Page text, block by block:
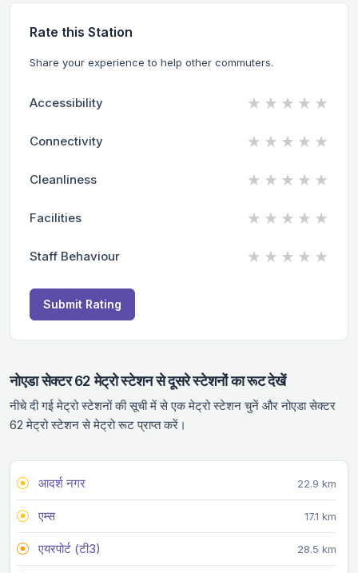
Rate this Station
Share your experience to help other commuters.
Accessibility ★ ★ ★ ★ ★
Connectivity ★ ★ ★ ★ ★
Cleanliness ★ ★ ★ ★ ★
Facilities ★ ★ ★ ★ ★
Staff Behaviour ★ ★ ★ ★ ★
Submit Rating
नोएडा सेक्टर 62 मेट्रो स्टेशन से दूसरे स्टेशनों का रूट देखें
नीचे दी गई मेट्रो स्टेशनों की सूची में से एक मेट्रो स्टेशन चुनें और नोएडा सेक्टर
62 मेट्रो स्टेशन से मेट्रो रूट प्राप्त करें।
आदर्श नगर 22.9 km
एम्स 17.1 km
एयरपोर्ट (टी3) 28.5 km